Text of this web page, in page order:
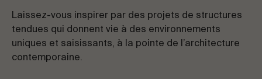
Laissez-vous inspirer par des projets de structures
tendues qui donnent vie à des environnements
uniques et saisissants, à la pointe de l’architecture
contemporaine.